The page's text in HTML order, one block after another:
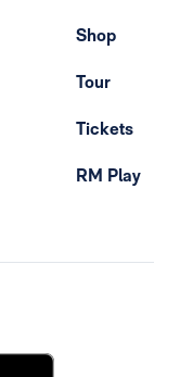
Shop
Tour
Tickets
RM Play